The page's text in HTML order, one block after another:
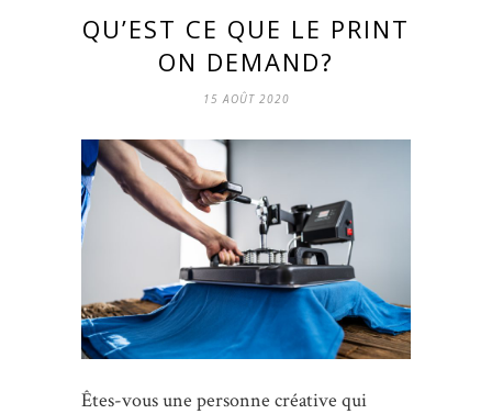
QU’EST CE QUE LE PRINT
ON DEMAND?
15 AOÛT 2020
Êtes-vous une personne créative qui